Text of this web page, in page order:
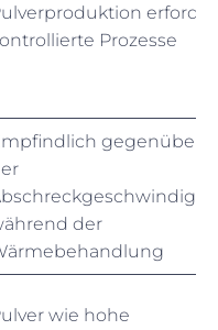
Prozesse
gegenüber
der
wie hohe